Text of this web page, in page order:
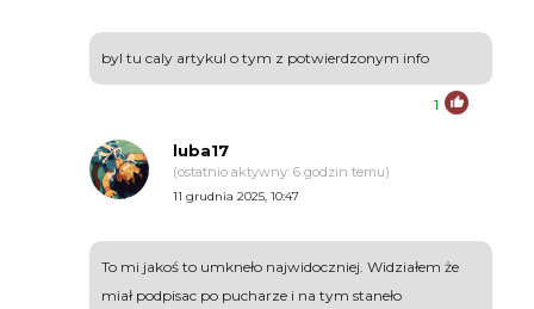
byl tu caly artykul o tym z potwierdzonym info
1
luba17
(ostatnio aktywny: 6 godzin temu)
11 grudnia 2025, 10:47
To mi jakoś to umkneło najwidoczniej. Widziałem że
miał podpisac po pucharze i na tym staneło